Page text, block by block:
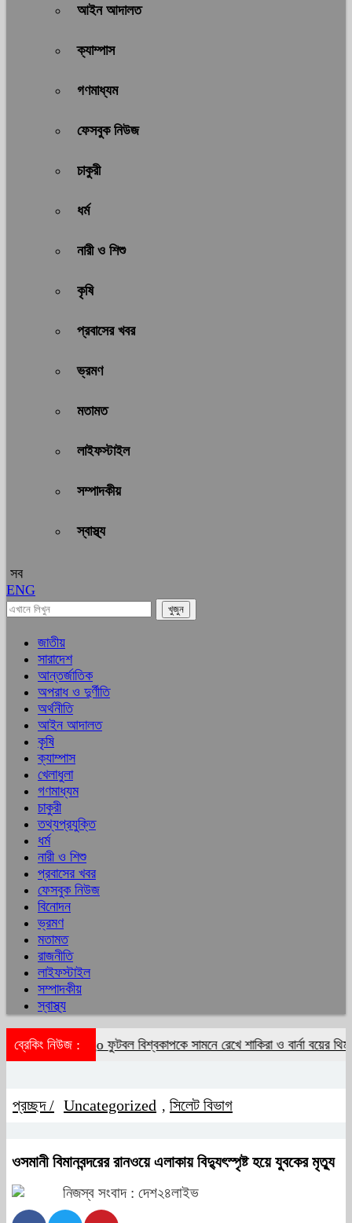
আইন আদালত
ক্যাম্পাস
গণমাধ্যম
ফেসবুক নিউজ
চাকুরী
ধর্ম
নারী ও শিশু
কৃষি
প্রবাসের খবর
ভ্রমণ
মতামত
লাইফস্টাইল
সম্পাদকীয়
স্বাস্থ্য
সব
ENG
জাতীয়
সারাদেশ
আন্তর্জাতিক
অপরাধ ও দুর্ণীতি
অর্থনীতি
আইন আদালত
কৃষি
ক্যাম্পাস
খেলাধুলা
গণমাধ্যম
চাকুরী
তথ্যপ্রযুক্তি
ধর্ম
নারী ও শিশু
প্রবাসের খবর
ফেসবুক নিউজ
বিনোদন
ভ্রমণ
মতামত
রাজনীতি
লাইফস্টাইল
সম্পাদকীয়
স্বাস্থ্য
ব্রেকিং নিউজ :
ভাট ফুটবল বিশ্বকাপকে সামনে রেখে শাকিরা ও বার্না বয়ের থিম সং
প্রচ্ছদ / Uncategorized , সিলেট বিভাগ
ওসমানী বিমানবন্দরের রানওয়ে এলাকায় বিদ্যুৎস্পৃষ্ট হয়ে যুবকের মৃত্যু
নিজস্ব সংবাদ : দেশ২৪লাইভ